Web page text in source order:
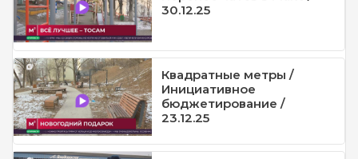
30.12.25
Квадратные метры /
Инициативное
бюджетирование /
23.12.25